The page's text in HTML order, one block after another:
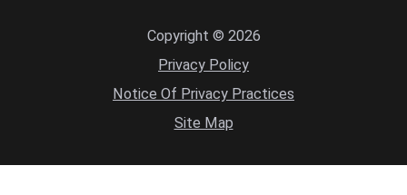
Copyright © 2026
Privacy Policy
Notice Of Privacy Practices
Site Map